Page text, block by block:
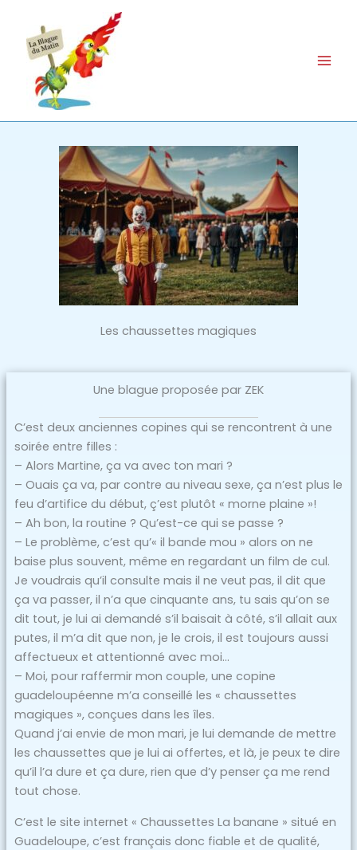
contenu
Les chaussettes magiques
Une blague proposée par ZEK
C’est deux anciennes copines qui se rencontrent à une
soirée entre filles :
– Alors Martine, ça va avec ton mari ?
– Ouais ça va, par contre au niveau sexe, ça n’est plus le
feu d’artifice du début, ç’est plutôt « morne plaine »!
– Ah bon, la routine ? Qu’est-ce qui se passe ?
– Le problème, c’est qu’« il bande mou » alors on ne
baise plus souvent, même en regardant un film de cul.
Je voudrais qu’il consulte mais il ne veut pas, il dit que
ça va passer, il n’a que cinquante ans, tu sais qu’on se
dit tout, je lui ai demandé s’il baisait à côté, s’il allait aux
putes, il m’a dit que non, je le crois, il est toujours aussi
affectueux et attentionné avec moi…
– Moi, pour raffermir mon couple, une copine
guadeloupéenne m’a conseillé les « chaussettes
magiques », conçues dans les îles.
Quand j’ai envie de mon mari, je lui demande de mettre
les chaussettes que je lui ai offertes, et là, je peux te dire
qu’il l’a dure et ça dure, rien que d’y penser ça me rend
tout chose.
C’est le site internet « Chaussettes La banane » situé en
Guadeloupe, c’est français donc fiable et de qualité,